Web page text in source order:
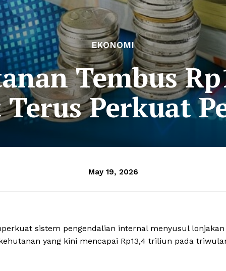
EKONOMI
Tembus
Perkuat
May 19, 2026
sistem pengendalian internal menyusul lonjakan
yang kini mencapai Rp13,4 triliun pada